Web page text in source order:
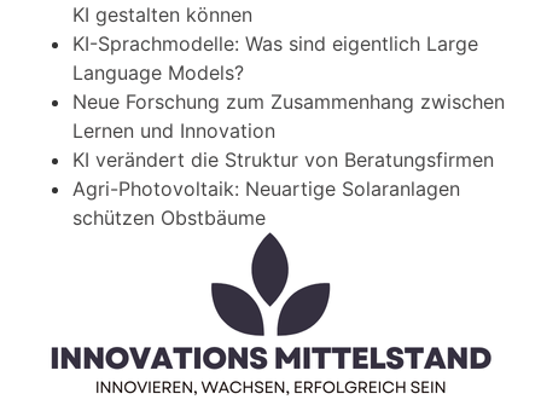
KI gestalten können
KI-Sprachmodelle: Was sind eigentlich Large
Language Models?
Neue Forschung zum Zusammenhang zwischen
Lernen und Innovation
KI verändert die Struktur von Beratungsfirmen
Agri-Photovoltaik: Neuartige Solaranlagen
schützen Obstbäume